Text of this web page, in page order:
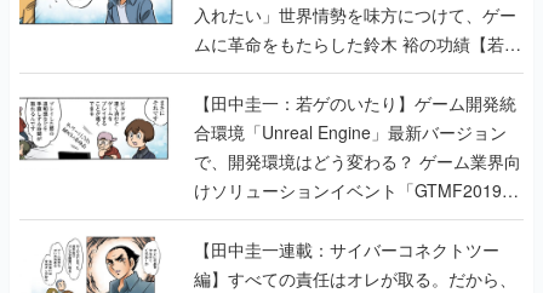
入れたい」世界情勢を味方につけて、ゲー
ムに革命をもたらした鈴木 裕の功績【若ゲ
のいたり】
【田中圭一：若ゲのいたり】ゲーム開発統
合環境「Unreal Engine」最新バージョン
で、開発環境はどう変わる？ ゲーム業界向
けソリューションイベント「GTMF2019」
に行って、より理解を深めよう【PR】
【田中圭一連載：サイバーコネクトツー
編】すべての責任はオレが取る。だから、